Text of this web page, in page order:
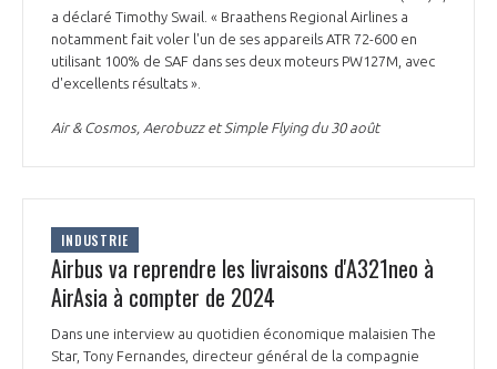
a déclaré Timothy Swail. « Braathens Regional Airlines a
notamment fait voler l'un de ses appareils ATR 72-600 en
utilisant 100% de SAF dans ses deux moteurs PW127M, avec
d'excellents résultats ».
Air & Cosmos, Aerobuzz et Simple Flying du 30 août
INDUSTRIE
Airbus va reprendre les livraisons d'A321neo à
AirAsia à compter de 2024
Dans une interview au quotidien économique malaisien The
Star, Tony Fernandes, directeur général de la compagnie